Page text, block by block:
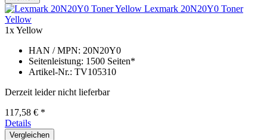
Lexmark 20N20Y0 Toner
Yellow
1x Yellow
HAN / MPN: 20N20Y0
Seitenleistung: 1500 Seiten*
Artikel-Nr.: TV105310
Derzeit leider nicht lieferbar
117,58 € *
Details
Vergleichen